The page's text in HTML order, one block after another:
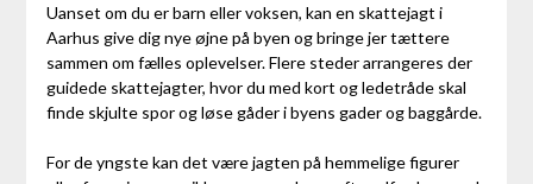
Uanset om du er barn eller voksen, kan en skattejagt i
Aarhus give dig nye øjne på byen og bringe jer tættere
sammen om fælles oplevelser. Flere steder arrangeres der
guidede skattejagter, hvor du med kort og ledetråde skal
finde skjulte spor og løse gåder i byens gader og baggårde.
For de yngste kan det være jagten på hemmelige figurer